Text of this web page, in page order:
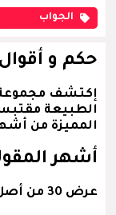
الجواب
حكم و
إكتشف مجموعة
الطبيعة
المميزة من
أشهر
عرض 30 من أصل 136 اقتباس